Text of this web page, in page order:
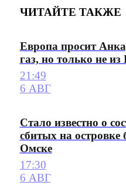
ЧИТАЙТЕ ТАКЖЕ
Европа просит
газ, но только не
21:49
6 АВГ
Стало известно о
сбитых на островке
Омске
17:30
6 АВГ